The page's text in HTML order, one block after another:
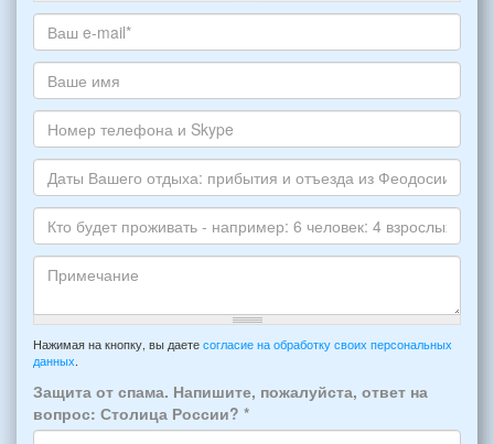
Какое
жилье
хотите
снять,
укажите
пожалуйста
НОМЕР
варианта:
*
Ваш
адрес
электронной
почты
*
Ваше
имя
Номер
телефона
и
Skype
Даты
Вашего
отдыха:
прибытия
отъезда
из
Феодосии:
*
Кто
будет
-
например:
6
человек:
4
взрослых
Примечание
Нажимая на кнопку, вы даете согласие на обработку своих персональных
данных
Защита от спама. Напишите, пожалуйста, ответ на
вопрос: Столица России? *